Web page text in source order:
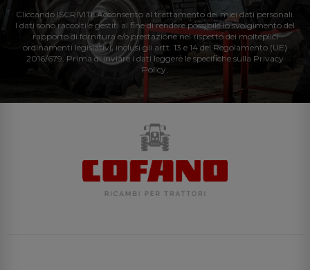
Cliccando ISCRIVITI: Acconsento al trattamento dei miei dati personali.
I dati sono raccolti e gestiti al fine di rendere possibile lo svolgimento del
rapporto di fornitura e/o prestazione nel rispetto dei molteplici
ordinamenti legislativi, inclusi gli artt. 13 e 14 del Regolamento (UE)
2016/679. Prima di inviare i dati leggere le specifiche sulla Privacy
Policy.